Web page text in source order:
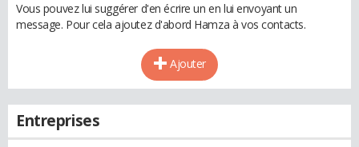
Vous pouvez lui suggérer d'en écrire un en lui envoyant un
message. Pour cela ajoutez d'abord Hamza à vos contacts.
Ajouter
Entreprises